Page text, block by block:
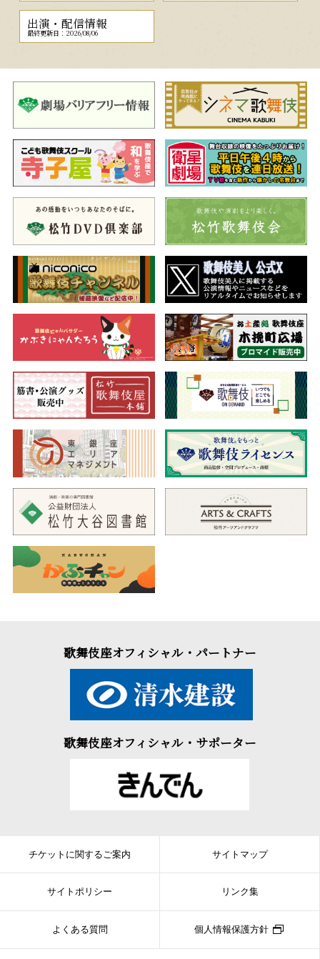
出演・配信情報
最終更新日：2026/08/06
歌舞伎座オフィシャル・パートナー
歌舞伎座オフィシャル・サポーター
チケットに関するご案内 サイトマップ
サイトポリシー リンク集
よくある質問 個人情報保護方針